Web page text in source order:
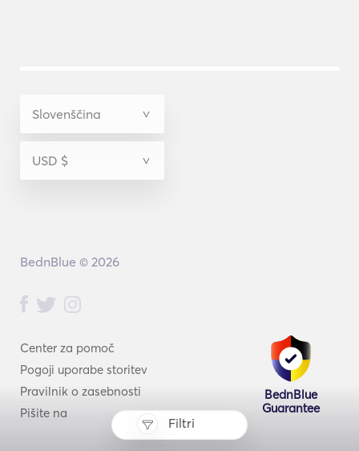
Filtri
Center za pomoč
Pogoji uporabe storitev
Pravilnik o zasebnosti
Pišite na
BednBlue
Guarantee
BednBlue © 2026